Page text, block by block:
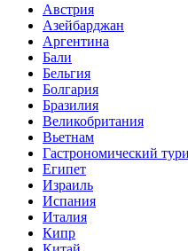
Австрия
Азейбарджан
Аргентина
Бали
Бельгия
Болгария
Бразилия
Великобритания
Вьетнам
Гастрономический
Египет
Израиль
Испания
Италия
Кипр